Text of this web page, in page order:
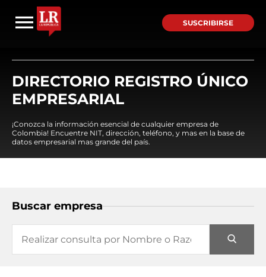
SUSCRIBIRSE
DIRECTORIO REGISTRO ÚNICO
EMPRESARIAL
¡Conozca la información esencial de cualquier empresa de
Colombia! Encuentre NIT, dirección, teléfono, y mas en la base de
datos empresarial mas grande del país.
Buscar empresa